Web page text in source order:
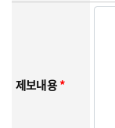
제보내용*